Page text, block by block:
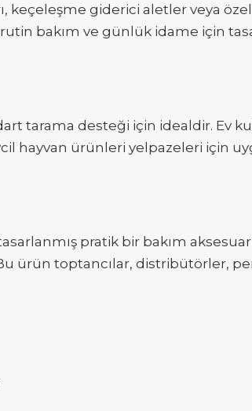
keçeleşme giderici aletler veya
bakım ve günlük idame için
tarama desteği için idealdir. Ev
hayvan ürünleri yelpazeleri için
pratik bir bakım
ürün toptancılar, distribütörler,